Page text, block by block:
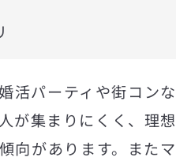
活パーティや街コンな
が集まりにくく、理想
向があります。またマ